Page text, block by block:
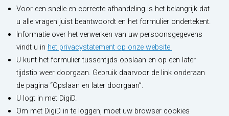
Voor een snelle en correcte afhandeling is het belangrijk dat
u alle vragen juist beantwoordt en het formulier ondertekent.
Informatie over het verwerken van uw persoonsgegevens
vindt u in het privacystatement op onze website.
U kunt het formulier tussentijds opslaan en op een later
tijdstip weer doorgaan. Gebruik daarvoor de link onderaan
de pagina “Opslaan en later doorgaan”.
U logt in met DigiD.
Om met DigiD in te loggen, moet uw browser cookies